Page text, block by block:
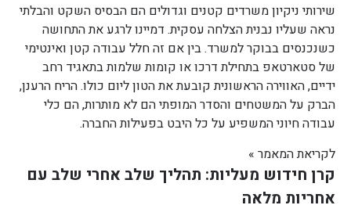
שירותי ניקיון משרדים קטנים וגדולים הם הבסיס השקט והבלתי
נראה שעליו נבנית הצלחה עסקית. דמיינו לרגע את התחושה
כשנכנסים בבוקר למשרד. בין אם זה חלל עבודה קטן ואינטימי
של סטארטאפ בתחילת דרכו או קומות שלמות בתאגיד רחב
ידיים, האווירה הראשונית קובעת את הטון ליום כולו. הריח הרענן,
הברק על המשטחים והסדר המופתי הם לא מותרות, הם כלי
עבודה חיוני המשפיע על כל היבט בפעילות החברה.
לקריאת המאמר »
קרן חידוש מעליות: תהליך שלב אחרי שלב עם
אחריות מלאה